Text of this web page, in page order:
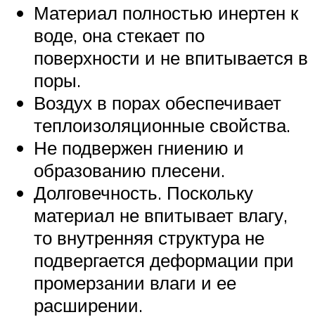
Материал полностью инертен к
воде, она стекает по
поверхности и не впитывается в
поры.
Воздух в порах обеспечивает
теплоизоляционные свойства.
Не подвержен гниению и
образованию плесени.
Долговечность. Поскольку
материал не впитывает влагу,
то внутренняя структура не
подвергается деформации при
промерзании влаги и ее
расширении.